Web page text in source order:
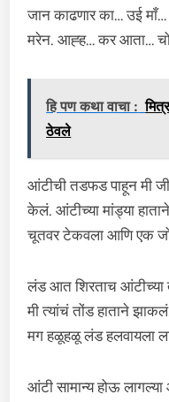
जान काढणार का… उई
मरेन. आह्ह… कर आता…
हि पण कथा वाचा :
ठेवले
आंटीची तडफड पाहून मी
केलं. आंटीच्या मांड्या
चूतवर टेकवला आणि एक
लंड आत शिरताच आंटीच्या
मी त्यांचं तोंड हाताने
मग हळूहळू लंड हलवायला
आंटी सामान्य होऊ लागल्या